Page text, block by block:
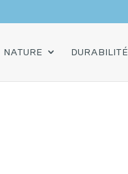
NATURE DURABILITÉ